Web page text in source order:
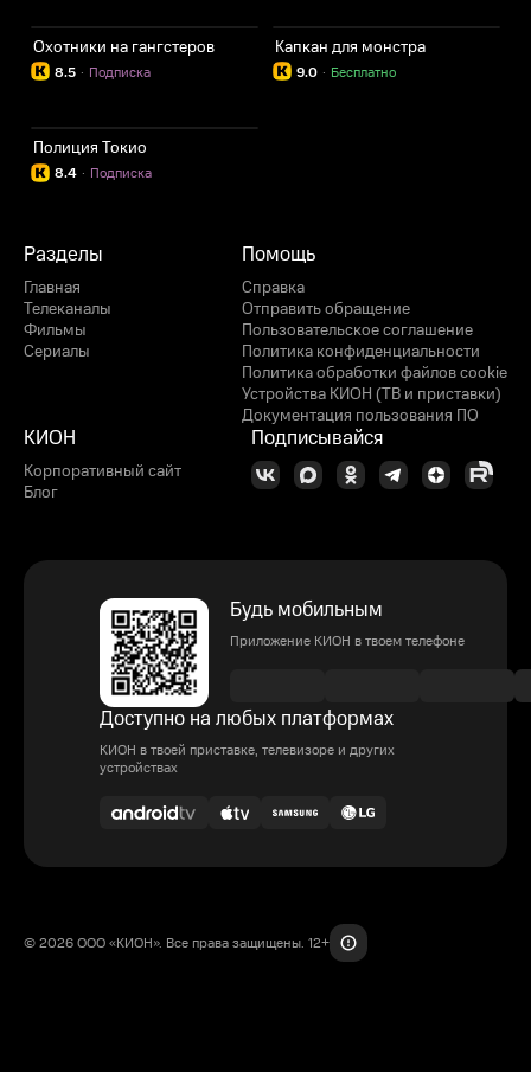
Охотники на гангстеров
8.5 Подписка
·
Капкан для монстра
9.0 Бесплатно
·
Полиция Токио
8.4 Подписка
·
Разделы
Главная
Телеканалы
Фильмы
Сериалы
Помощь
Справка
Отправить обращение
Пользовательское соглашение
Политика конфиденциальности
Политика обработки файлов cookie
Устройства КИОН (ТВ и приставки)
Документация пользования ПО
КИОН
Корпоративный сайт
Блог
Подписывайся
Будь мобильным
Приложение КИОН в твоем телефоне
Доступно на любых платформах
КИОН в твоей приставке, телевизоре и других
устройствах
© 2026 ООО «КИОН». Все права защищены. 12+